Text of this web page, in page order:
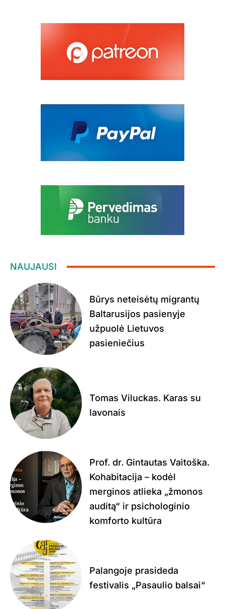
NAUJAUSI
Būrys neteisėtų migrantų
Baltarusijos pasienyje
užpuolė Lietuvos
pasieniečius
Tomas Viluckas. Karas su
lavonais
Prof. dr. Gintautas Vaitoška.
Kohabitacija – kodėl
merginos atlieka „žmonos
auditą“ ir psichologinio
komforto kultūra
Palangoje prasideda
festivalis „Pasaulio balsai“